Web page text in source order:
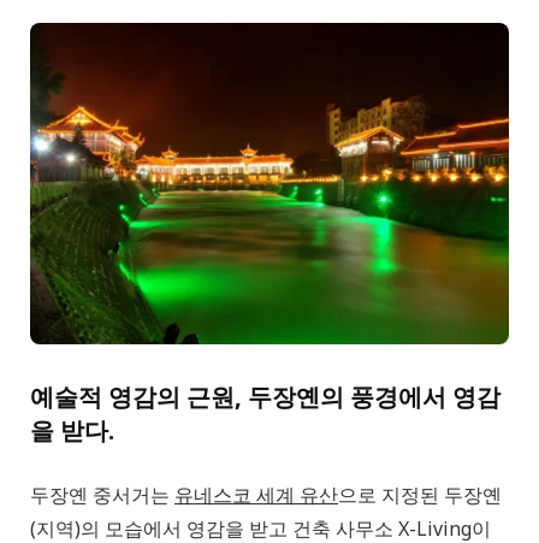
예술적 영감의 근원, 두장옌의 풍경에서 영감
을 받다.
두장옌 중서거는 유네스코 세계 유산으로 지정된 두장옌
(지역)의 모습에서 영감을 받고 건축 사무소 X-Living이